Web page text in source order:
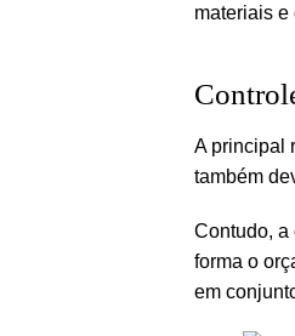
materiais e
A principal
também
Contudo, a
forma o
em